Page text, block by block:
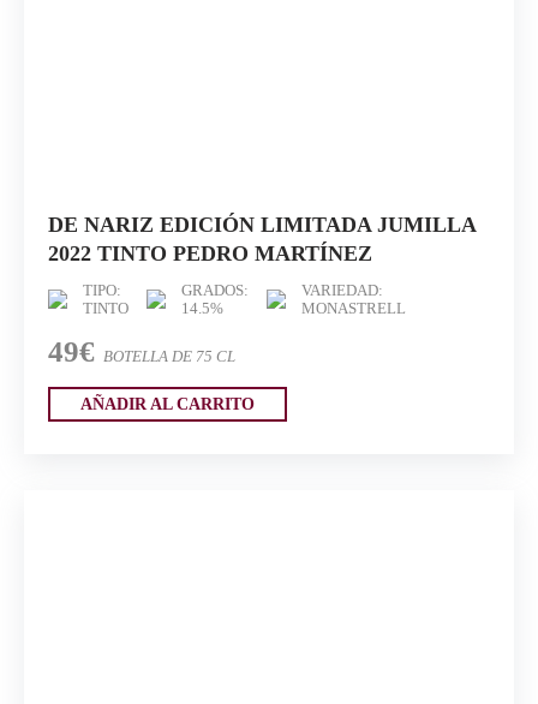
DE NARIZ EDICIÓN LIMITADA JUMILLA
2022 TINTO PEDRO MARTÍNEZ
TIPO:
TINTO
GRADOS:
14.5%
VARIEDAD:
MONASTRELL
49€ BOTELLA DE 75 CL
AÑADIR AL CARRITO